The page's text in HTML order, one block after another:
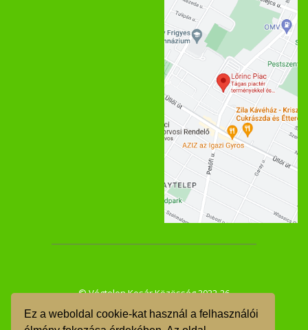
Ez a weboldal cookie-kat használ a felhasználói
© Végtelen Kosár Közösség 2022-26
ÁSZF